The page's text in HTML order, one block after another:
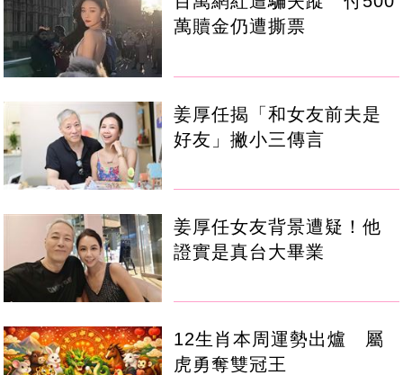
萬贖金仍遭撕票
姜厚任揭「和女友前夫是
好友」撇小三傳言
姜厚任女友背景遭疑！他
證實是真台大畢業
12生肖本周運勢出爐 屬
虎勇奪雙冠王